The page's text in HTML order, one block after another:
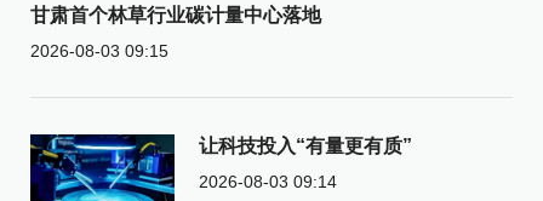
甘肃首个林草行业碳计量中心落地
2026-08-03 09:15
让科技投入“有量更有质”
2026-08-03 09:14